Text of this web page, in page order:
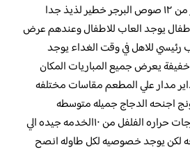
المطعم غربي عندهم اكثر من ١٢ صوص البرجر خطير لذيذ جدا
يوجد العاب للاطفال وعندهم عرض
رئيسي للاهل في وقت الغداء يوجد
خفيفة يعرض جميع المباريات المكان
مدار علي المطعم مقاسات مختلفه
اجنحه الدجاج جميله متوسطه
الصوصات تختلف فيها درجات حراره الفلفل من ١٠الخدمه جيده الي
لكن يوجد خصوصيه لكل طاوله انصح